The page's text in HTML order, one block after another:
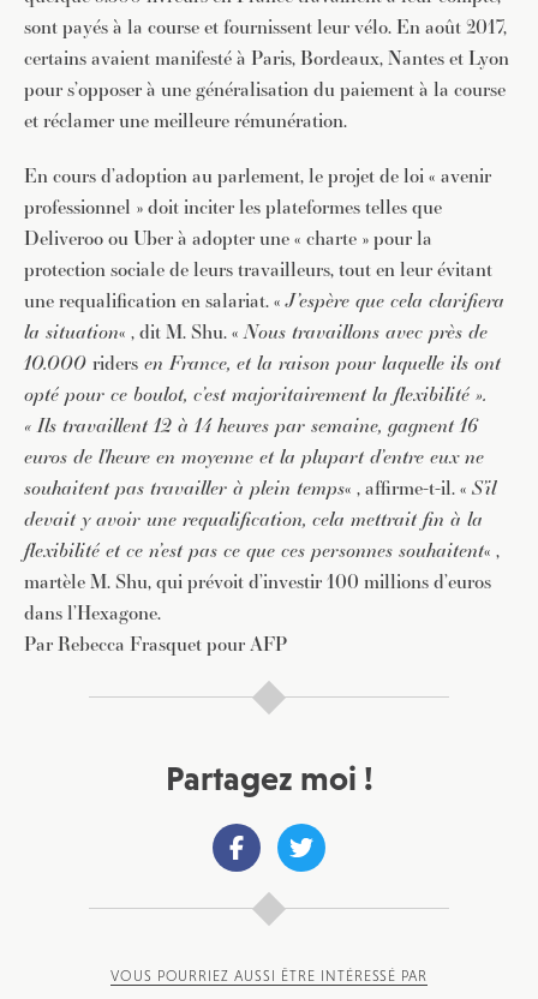
sont payés à la course et fournissent leur vélo. En août 2017,
certains avaient manifesté à Paris, Bordeaux, Nantes et Lyon
pour s’opposer à une généralisation du paiement à la course
et réclamer une meilleure rémunération.
En cours d’adoption au parlement, le projet de loi « avenir
professionnel » doit inciter les plateformes telles que
Deliveroo ou Uber à adopter une « charte » pour la
protection sociale de leurs travailleurs, tout en leur évitant
une requalification en salariat. «J’espère que cela clarifiera
la situation« , dit M. Shu. «Nous travaillons avec près de
10.000 riders en France, et la raison pour laquelle ils ont
opté pour ce boulot, c’est majoritairement la flexibilité ».
« Ils travaillent 12 à 14 heures par semaine, gagnent 16
euros de l’heure en moyenne et la plupart d’entre eux ne
souhaitent pas travailler à plein temps« , affirme-t-il. « S’il
devait y avoir une requalification, cela mettrait fin à la
flexibilité et ce n’est pas ce que ces personnes souhaitent« ,
martèle M. Shu, qui prévoit d’investir 100 millions d’euros
dans l’Hexagone.
Par Rebecca Frasquet pour AFP
Partagez moi !
VOUS POURRIEZ AUSSI ÊTRE INTÉRESSÉ PAR
JE M'INSCRIS À LA NEWSLETTER
Pour recevoir toutes les deux semaines notre lettre
d’info avec une sélection d’articles …